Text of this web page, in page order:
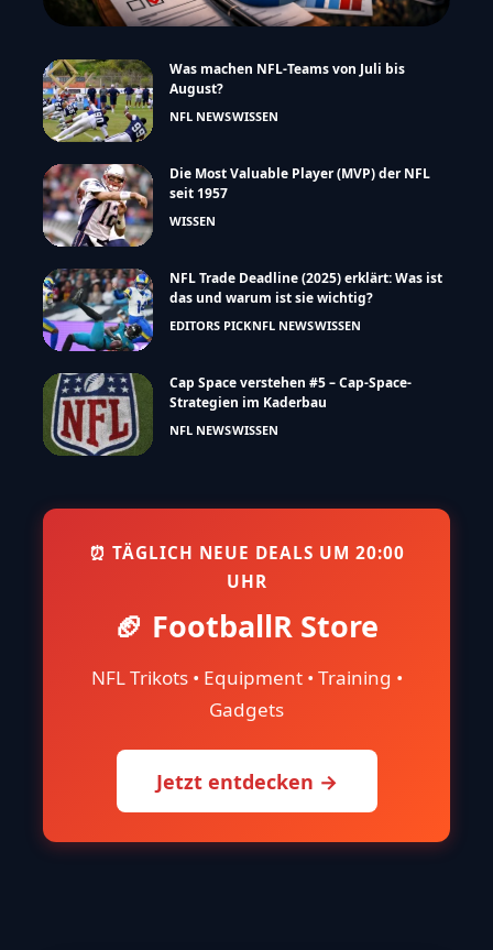
Was machen NFL-Teams von Juli bis
August?
NFL NEWSWISSEN
Die Most Valuable Player (MVP) der NFL
seit 1957
WISSEN
NFL Trade Deadline (2025) erklärt: Was ist
das und warum ist sie wichtig?
EDITORS PICKNFL NEWSWISSEN
Cap Space verstehen #5 – Cap-Space-
Strategien im Kaderbau
NFL NEWSWISSEN
⏰ TÄGLICH NEUE DEALS UM 20:00
UHR
🏈 FootballR Store
NFL Trikots • Equipment • Training •
Gadgets
Jetzt entdecken →